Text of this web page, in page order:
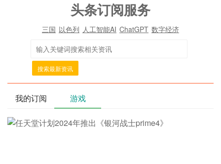
头条订阅服务
三国 以色列 人工智能AI ChatGPT 数字经济
搜索最新资讯
我的订阅 游戏